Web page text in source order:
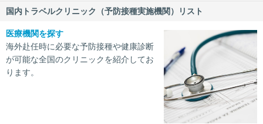
国内トラベルクリニック（予防接種実施機関）リスト
医療機関を探す
海外赴任時に必要な予防接種や健康診断
が可能な全国のクリニックを紹介してお
ります。